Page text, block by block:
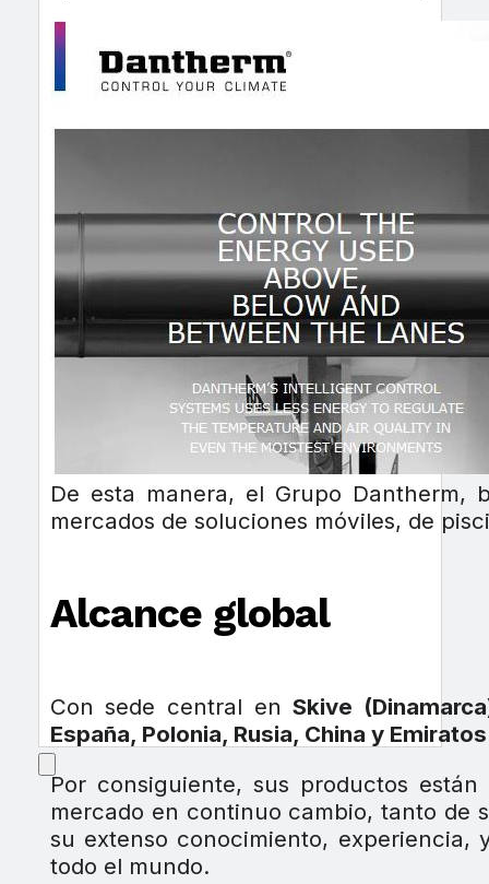
De esta manera, el Grupo Dantherm,
mercados de soluciones móviles, de
Alcance global
Con sede central enSkive
España, Polonia, Rusia, China y
Por consiguiente, sus productos
mercado en continuo cambio, tanto de
su extenso conocimiento,
todo el mundo.